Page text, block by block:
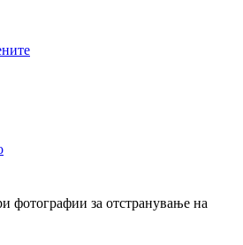
фотографии за отстранување на